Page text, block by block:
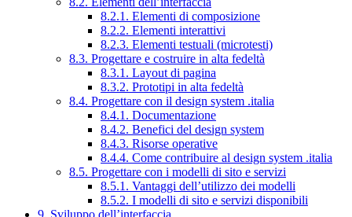
8.2.1. Elementi di composizione
8.2.2. Elementi interattivi
8.2.3. Elementi testuali (microtesti)
8.3. Progettare e costruire in alta fedeltà
8.3.1. Layout di pagina
8.3.2. Prototipi in alta fedeltà
8.4. Progettare con il design system .italia
8.4.1. Documentazione
8.4.2. Benefici del design system
8.4.3. Risorse operative
8.4.4. Come contribuire al design system .italia
8.5. Progettare con i modelli di sito e servizi
8.5.1. Vantaggi dell’utilizzo dei modelli
8.5.2. I modelli di sito e servizi disponibili
9. Sviluppo dell’interfaccia